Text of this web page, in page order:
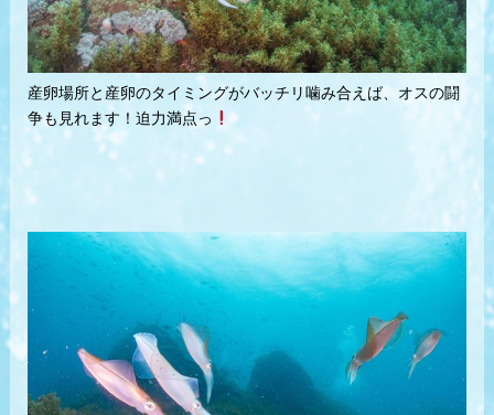
産卵場所と産卵のタイミングがバッチリ噛み合えば、オスの闘
争も見れます！迫力満点っ